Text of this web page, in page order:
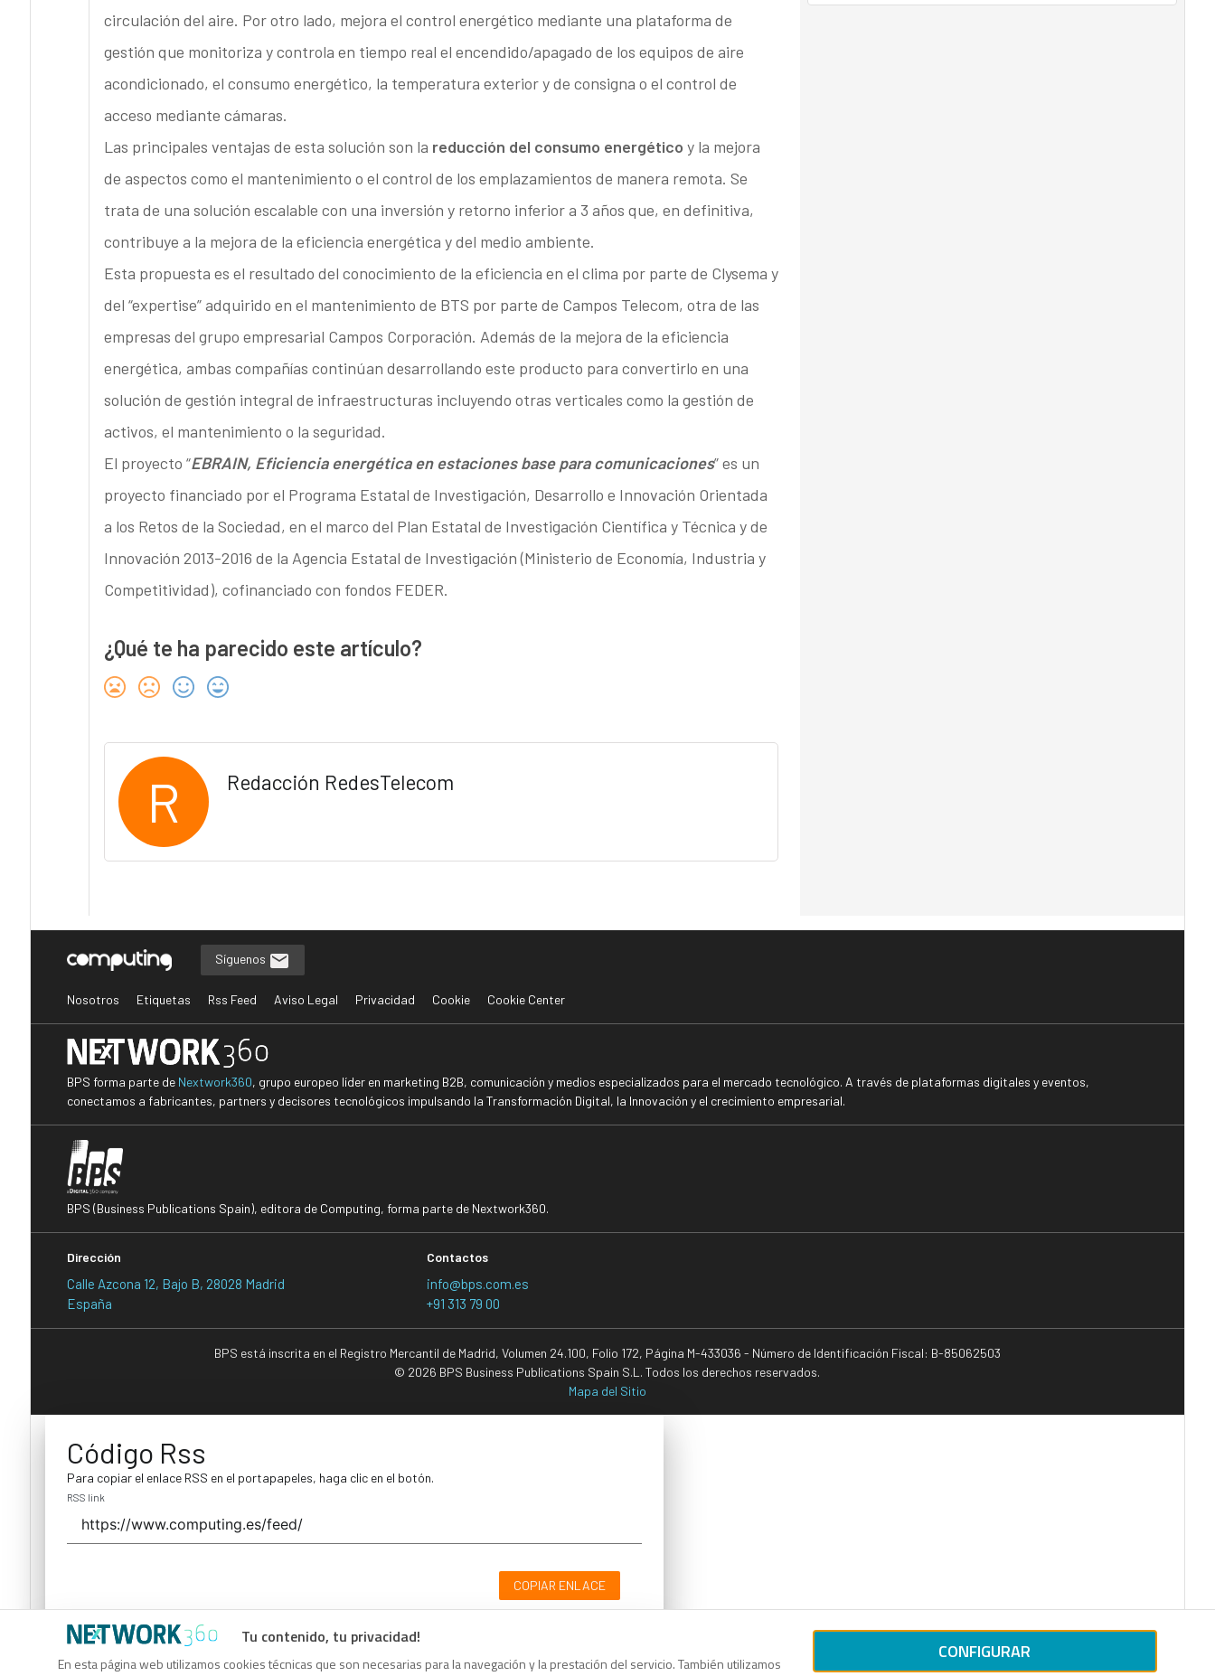
circulación del aire. Por otro lado, mejora el control energético mediante una plataforma de
gestión que monitoriza y controla en tiempo real el encendido/apagado de los equipos de aire
acondicionado, el consumo energético, la temperatura exterior y de consigna o el control de
acceso mediante cámaras.
Las principales ventajas de esta solución son la reducción del consumo energético y la mejora
de aspectos como el mantenimiento o el control de los emplazamientos de manera remota. Se
trata de una solución escalable con una inversión y retorno inferior a 3 años que, en definitiva,
contribuye a la mejora de la eficiencia energética y del medio ambiente.
Esta propuesta es el resultado del conocimiento de la eficiencia en el clima por parte de Clysema y
del “expertise” adquirido en el mantenimiento de BTS por parte de Campos Telecom, otra de las
empresas del grupo empresarial Campos Corporación. Además de la mejora de la eficiencia
energética, ambas compañías continúan desarrollando este producto para convertirlo en una
solución de gestión integral de infraestructuras incluyendo otras verticales como la gestión de
activos, el mantenimiento o la seguridad.
El proyecto “EBRAIN, Eficiencia energética en estaciones base para comunicaciones” es un
proyecto financiado por el Programa Estatal de Investigación, Desarrollo e Innovación Orientada
a los Retos de la Sociedad, en el marco del Plan Estatal de Investigación Científica y Técnica y de
Innovación 2013-2016 de la Agencia Estatal de Investigación (Ministerio de Economía, Industria y
Competitividad), cofinanciado con fondos FEDER.
¿Qué te ha parecido este artículo?
R Redacción RedesTelecom
Tu contenido, tu privacidad!
En esta página web utilizamos cookies técnicas que son necesarias para la navegación y la prestación del servicio. También utilizamos
CONFIGURAR
Síguenos
Nosotros Etiquetas Rss Feed Aviso Legal Privacidad Cookie Cookie Center
BPS forma parte de Nextwork360, grupo europeo líder en marketing B2B, comunicación y medios especializados para el mercado tecnológico. A través de plataformas digitales y eventos,
conectamos a fabricantes, partners y decisores tecnológicos impulsando la Transformación Digital, la Innovación y el crecimiento empresarial.
BPS (Business Publications Spain), editora de Computing, forma parte de Nextwork360.
Dirección
Calle Azcona 12, Bajo B, 28028 Madrid
España
Contactos
info@bps.com.es
+91 313 79 00
BPS está inscrita en el Registro Mercantil de Madrid, Volumen 24.100, Folio 172, Página M-433036 - Número de Identificación Fiscal: B-85062503
© 2026 BPS Business Publications Spain S.L. Todos los derechos reservados.
Mapa del Sitio
Código Rss
Para copiar el enlace RSS en el portapapeles, haga clic en el botón.
RSS link
COPIAR ENLACE
Código Rss